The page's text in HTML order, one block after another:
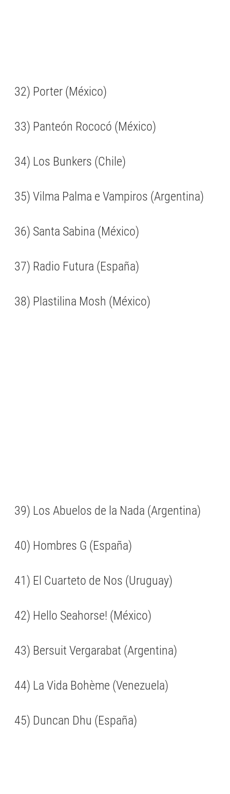
32) Porter (México)
33) Panteón Rococó (México)
34) Los Bunkers (Chile)
35) Vilma Palma e Vampiros (Argentina)
36) Santa Sabina (México)
37) Radio Futura (España)
38) Plastilina Mosh (México)
39) Los Abuelos de la Nada (Argentina)
40) Hombres G (España)
41) El Cuarteto de Nos (Uruguay)
42) Hello Seahorse! (México)
43) Bersuit Vergarabat (Argentina)
44) La Vida Bohème (Venezuela)
45) Duncan Dhu (España)